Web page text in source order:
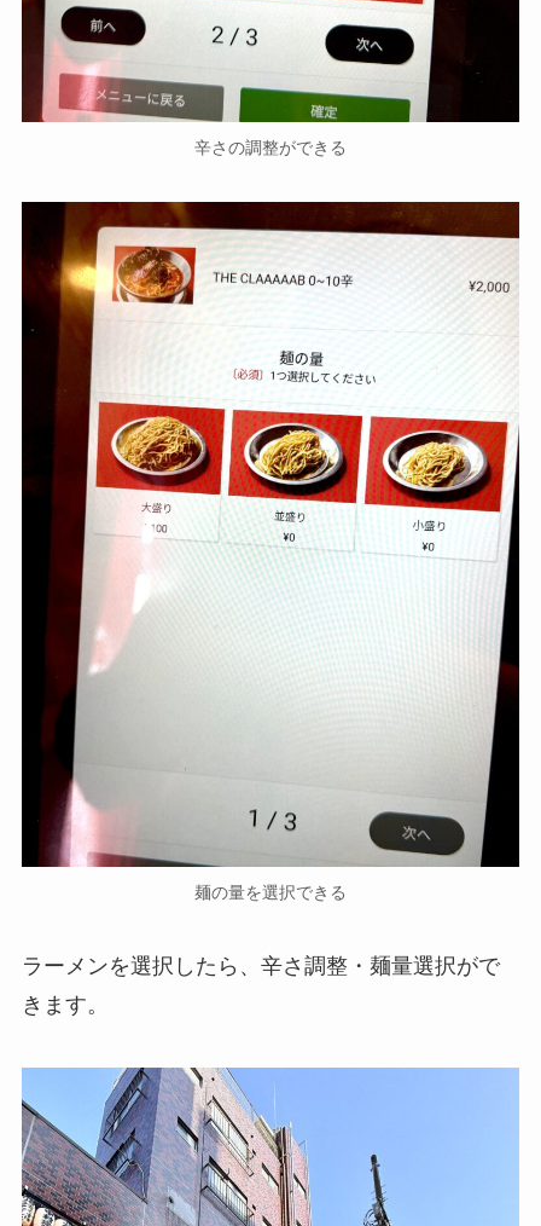
辛さの調整ができる
麺の量を選択できる
ラーメンを選択したら、辛さ調整・麺量選択がで
きます。